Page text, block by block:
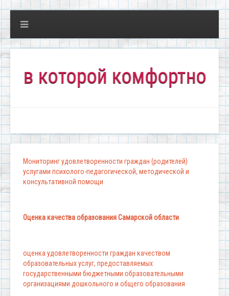
комфортно всем!"
Мониторинг удовлетворенности граждан (родителей)
услугами психолого-педагогической, методической и
консультативной помощи
Оценка качества образования Самарской области
оценка удовлетворенности граждан качеством
образовательных услуг, предоставляемых
государственными бюджетными образовательными
организациями дошкольного и общего образования